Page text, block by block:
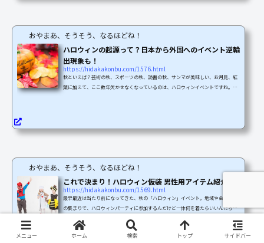
いきます。本来のハロウィン 意味と由来は？そもそもハロウ...
おやまあ、そうそう、なるほどね！
ハロウィンの起源って？日本から外国へのイベント逆輸
出現象も！
https://hidakakonbu.com/1576.html
秋といえば？芸術の秋、スポーツの秋、読書の秋、サンマが美味しい、お月見、紅
葉に加えて、ここ数年欠かせなくなっているのは、ハロウィンイベントですね。テ
とは？ハロウィンの起源は、2000年以上も前にさかのぼると...
おやまあ、そうそう、なるほどね！
これで決まり！ハロウィン仮装 男性用アイテム紹介！
https://hidakakonbu.com/1569.html
最早最近は当たり前になってきた、秋の「ハロウィン」イベント。地域や会社など
の集まりで、ハロウィンパーティに参加するんだけど一体何を着たらいいんだろ
てご紹介！これならやれそうかな…とか、これがやりたい！というものを、ぜひ見
つけてみてください！やるなら本格的に！こわ～～～い仮装悪魔、ポリス、囚人、
メニュー ホーム 検索 トップ サイドバー